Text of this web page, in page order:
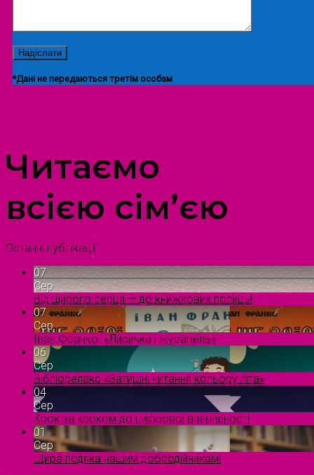
*Дані не передаються третім особам
Читаємо
всією сім’єю
Останні публікації
07
Сер
Від щирого серця — до книжкових полиць!
07
Сер
Іван Франко. «Лисичка і журавель»
06
Сер
Бібліорелакс «Затишні читання кольору літа»
04
Сер
Крок за кроком до цифрової впевненості
01
Сер
Щира подяка нашим добродійникам!